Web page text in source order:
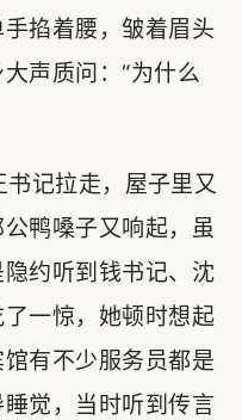
掐着腰，皱着眉头
声质问：“为什么
记拉走，屋子里又
鸭嗓子又响起，虽
约听到钱书记、沈
一惊，她顿时想起
有不少服务员都是
觉，当时听到传言